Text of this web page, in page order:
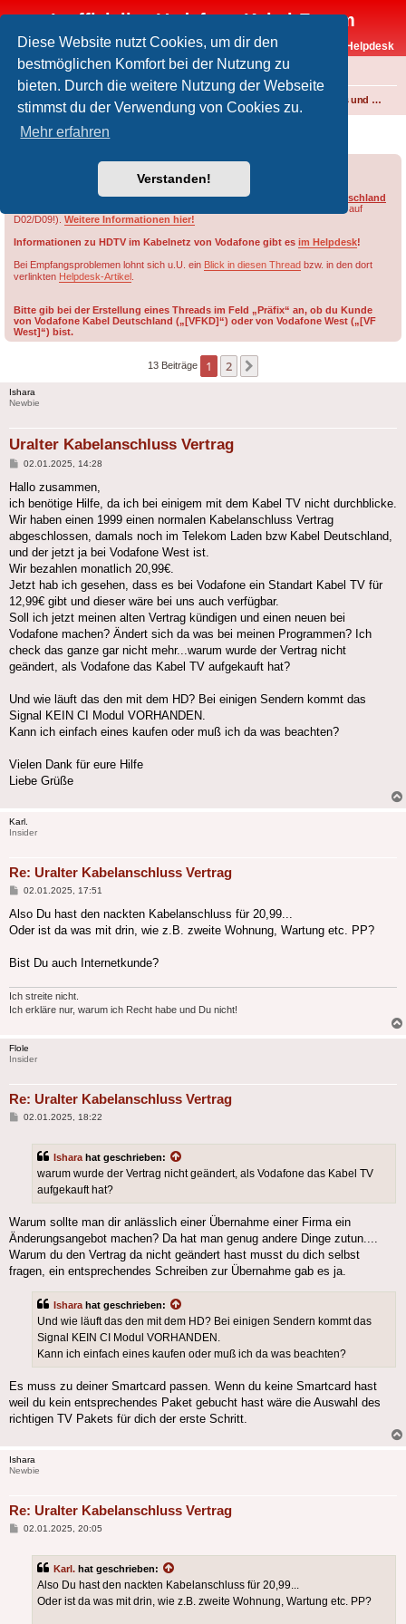
Diese Website nutzt Cookies, um dir den
bestmöglichen Komfort bei der Nutzung zu
bieten. Durch die weitere Nutzung der Webseite
stimmst du der Verwendung von Cookies zu.
Mehr erfahren
Verstanden!
Inoffizielles Vodafone-Kabel-Forum
Vodafone-Kabel-Helpdesk
FAQ
Foren-Übersicht Fernsehen und Radio über Kabel Kabelanschluss und Vodafone Basic TV
Uralter Kabelanschluss Vertrag
Die HD-Sender von RTL werden im Netzbereich von ehem.
Vodafone Deutschland
freigeschaltet (nicht auf
D02/D09!). Weitere Informationen hier!
Informationen zu HDTV im Kabelnetz von Vodafone gibt es im Helpdesk!
Bei Empfangsproblemen lohnt sich u.U. ein Blick in diesen Thread bzw. in den dort
verlinkten Helpdesk-Artikel
Bitte gib bei der Erstellung eines Threads im Feld „Präfix“ an, ob du Kunde
von Vodafone Kabel Deutschland („[VFKD]“) oder von Vodafone West („[VF
West]“) bist.
13 Beiträge 1 2
Ishara
Newbie
Uralter Kabelanschluss Vertrag
Beitrag
02.01.2025, 14:28
Hallo zusammen,
ich benötige Hilfe, da ich bei einigem mit dem Kabel TV nicht durchblicke.
Wir haben einen 1999 einen normalen Kabelanschluss Vertrag
abgeschlossen, damals noch im Telekom Laden bzw Kabel Deutschland,
und der jetzt ja bei Vodafone West ist.
Wir bezahlen monatlich 20,99€.
Jetzt hab ich gesehen, dass es bei Vodafone ein Standart Kabel TV für
12,99€ gibt und dieser wäre bei uns auch verfügbar.
Soll ich jetzt meinen alten Vertrag kündigen und einen neuen bei
Vodafone machen? Ändert sich da was bei meinen Programmen? Ich
check das ganze gar nicht mehr...warum wurde der Vertrag nicht
geändert, als Vodafone das Kabel TV aufgekauft hat?
Und wie läuft das den mit dem HD? Bei einigen Sendern kommt das
Signal KEIN CI Modul VORHANDEN.
Kann ich einfach eines kaufen oder muß ich da was beachten?
Vielen Dank für eure Hilfe
Liebe Grüße
Karl.
Insider
Re: Uralter Kabelanschluss Vertrag
Beitrag
02.01.2025, 17:51
Also Du hast den nackten Kabelanschluss für 20,99...
Oder ist da was mit drin, wie z.B. zweite Wohnung, Wartung etc. PP?
Bist Du auch Internetkunde?
Ich streite nicht.
Ich erkläre nur, warum ich Recht habe und Du nicht!
Flole
Insider
Re: Uralter Kabelanschluss Vertrag
Beitrag
02.01.2025, 18:22
Ishara hat geschrieben:
warum wurde der Vertrag nicht geändert, als Vodafone das Kabel TV
aufgekauft hat?
Warum sollte man dir anlässlich einer Übernahme einer Firma ein
Änderungsangebot machen? Da hat man genug andere Dinge zutun....
Warum du den Vertrag da nicht geändert hast musst du dich selbst
fragen, ein entsprechendes Schreiben zur Übernahme gab es ja.
Ishara hat geschrieben:
Und wie läuft das den mit dem HD? Bei einigen Sendern kommt das
Signal KEIN CI Modul VORHANDEN.
Kann ich einfach eines kaufen oder muß ich da was beachten?
Es muss zu deiner Smartcard passen. Wenn du keine Smartcard hast
weil du kein entsprechendes Paket gebucht hast wäre die Auswahl des
richtigen TV Pakets für dich der erste Schritt.
Ishara
Newbie
Re: Uralter Kabelanschluss Vertrag
Beitrag
02.01.2025, 20:05
Karl. hat geschrieben:
Also Du hast den nackten Kabelanschluss für 20,99...
Oder ist da was mit drin, wie z.B. zweite Wohnung, Wartung etc. PP?